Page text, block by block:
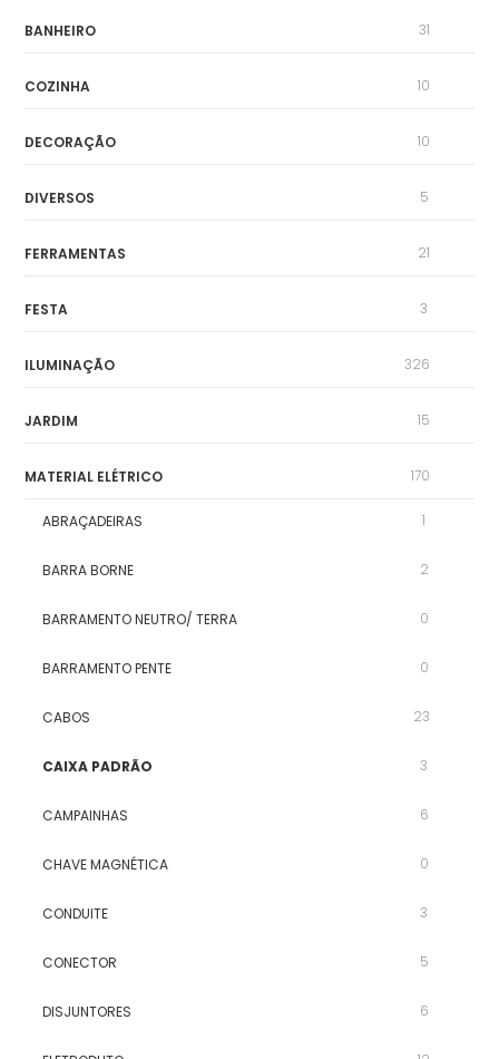
BANHEIRO 31
COZINHA 10
DECORAÇÃO 10
DIVERSOS 5
FERRAMENTAS 21
FESTA 3
ILUMINAÇÃO 326
JARDIM 15
MATERIAL ELÉTRICO 170
ABRAÇADEIRAS 1
BARRA BORNE 2
BARRAMENTO NEUTRO/ TERRA 0
BARRAMENTO PENTE 0
CABOS 23
CAIXA PADRÃO 3
CAMPAINHAS 6
CHAVE MAGNÉTICA 0
CONDUITE 3
CONECTOR 5
DISJUNTORES 6